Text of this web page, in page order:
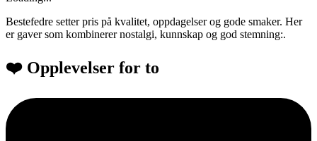
Bestefedre setter pris på kvalitet, oppdagelser og gode smaker. Her
er gaver som kombinerer nostalgi, kunnskap og god stemning:.
❤️ Opplevelser for to